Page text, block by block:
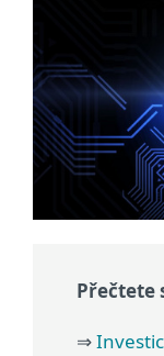
Přečtete
⇒